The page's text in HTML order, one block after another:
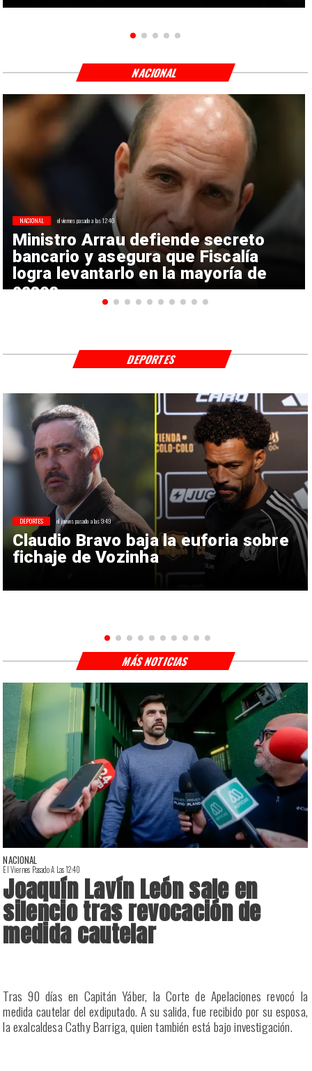
Ministro Arrau defiende secreto
bancario y asegura que Fiscalía
logra levantarlo en la mayoría de
casos
NACIONAL el viernes pasado a las 12:40
NACIONAL
Claudio Bravo baja la euforia sobre
fichaje de Vozinha
DEPORTES el jueves pasado a las 9:49
DEPORTES
NACIONAL
El Viernes Pasado A Las 12:40
Joaquín Lavín León sale en
silencio tras revocación de
medida cautelar
Tras 90 días en Capitán Yáber, la Corte de Apelaciones revocó la
medida cautelar del exdiputado. A su salida, fue recibido por su esposa,
la exalcaldesa Cathy Barriga, quien también está bajo investigación.
MÁS NOTICIAS